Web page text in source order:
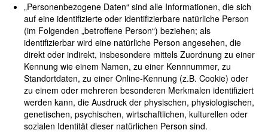
„Personenbezogene Daten“ sind alle Informationen, die sich
auf eine identifizierte oder identifizierbare natürliche Person
(im Folgenden „betroffene Person“) beziehen; als
identifizierbar wird eine natürliche Person angesehen, die
direkt oder indirekt, insbesondere mittels Zuordnung zu einer
Kennung wie einem Namen, zu einer Kennnummer, zu
Standortdaten, zu einer Online-Kennung (z.B. Cookie) oder
zu einem oder mehreren besonderen Merkmalen identifiziert
werden kann, die Ausdruck der physischen, physiologischen,
genetischen, psychischen, wirtschaftlichen, kulturellen oder
sozialen Identität dieser natürlichen Person sind.